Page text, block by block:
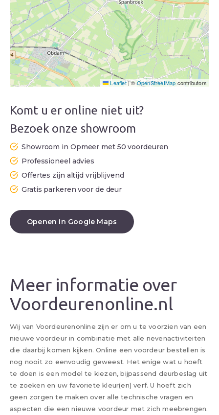
Leaflet |©OpenStreetMap contributors
Komt u er online niet uit?
Bezoek onze showroom
Showroom in Opmeer met 50 voordeuren
Professioneel advies
Offertes zijn altijd vrijblijvend
Gratis parkeren voor de deur
Openen in Google Maps
Meer informatie over
Voordeurenonline.nl
Wij van Voordeurenonline zijn er om u te voorzien van een
nieuwe voordeur in combinatie met alle nevenactiviteiten
die daarbij komen kijken. Online een voordeur bestellen is
nog nooit zo eenvoudig geweest. Het enige wat u hoeft
te doen is een model te kiezen, bijpassend deurbeslag uit
te zoeken en uw favoriete kleur(en) verf. U hoeft zich
geen zorgen te maken over alle technische vragen en
aspecten die een nieuwe voordeur met zich meebrengen.